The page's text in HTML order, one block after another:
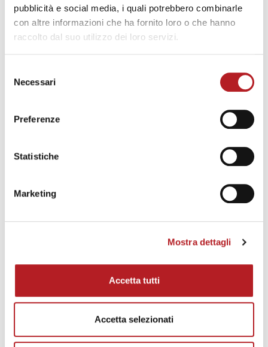
pubblicità e social media, i quali potrebbero combinarle
con altre informazioni che ha fornito loro o che hanno
raccolto dal suo utilizzo dei loro servizi.
delNecessari
Preferenze
Statistiche
Marketing
Mostra dettagli
Accetta tutti
Accetta selezionati
TI POTREBBE PIACERE
ruolo degli infissi nella gestione
Korus